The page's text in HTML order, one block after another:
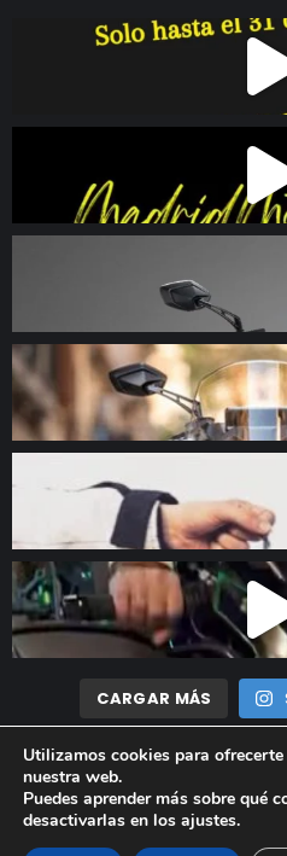
CARGAR MÁS
Madrid Motor © 2023 Todos los
Legal|Política de privacidad|
Utilizamos cookies para
nuestra web.
Puedes aprender más sobre qué
desactivarlas en los ajustes.